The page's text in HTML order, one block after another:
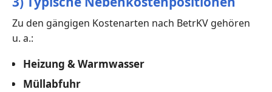
Zu den gängigen Kostenarten nach BetrKV gehören
u. a.:
Heizung & Warmwasser
Müllabfuhr